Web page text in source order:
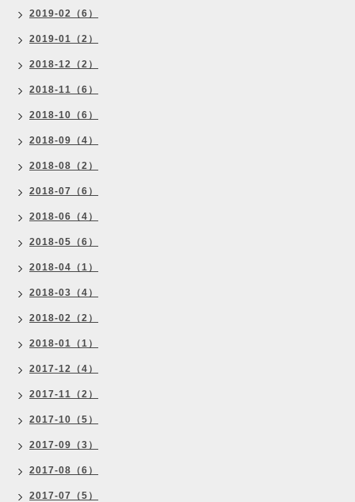
2019-02（6）
2019-01（2）
2018-12（2）
2018-11（6）
2018-10（6）
2018-09（4）
2018-08（2）
2018-07（6）
2018-06（4）
2018-05（6）
2018-04（1）
2018-03（4）
2018-02（2）
2018-01（1）
2017-12（4）
2017-11（2）
2017-10（5）
2017-09（3）
2017-08（6）
2017-07（5）